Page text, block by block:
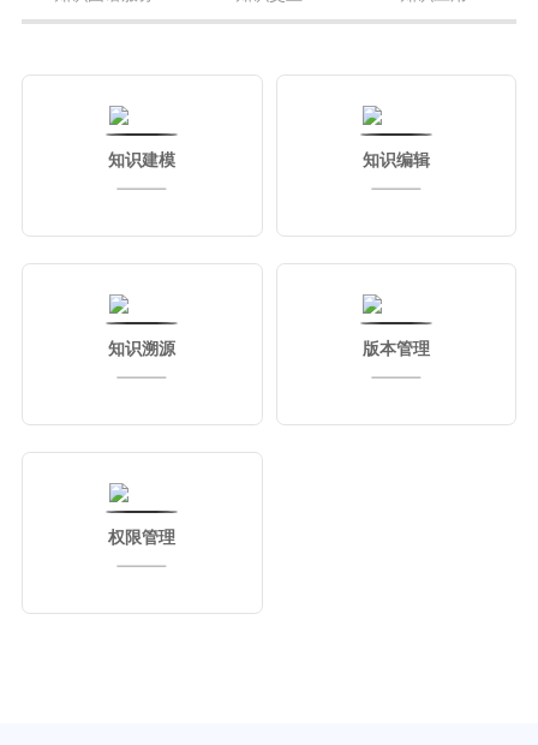
知识建模 知识编辑
知识溯源 版本管理
权限管理